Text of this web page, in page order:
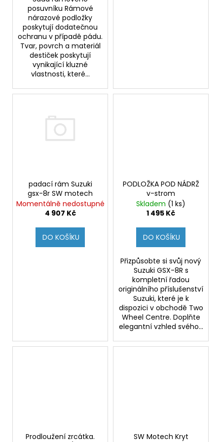
posuvníku Rámové
nárazové podložky
poskytují dodatečnou
ochranu v případě pádu.
Tvar, povrch a materiál
destiček poskytují
vynikající kluzné
vlastnosti, které...
padací rám Suzuki
gsx-8r SW motech
Momentálně nedostupné
4 907 Kč
DO KOŠÍKU
PODLOŽKA POD NÁDRŽ
v-strom
Skladem (1 ks)
1 495 Kč
DO KOŠÍKU
Přizpůsobte si svůj nový
Suzuki GSX-8R s
kompletní řadou
originálního příslušenství
Suzuki, které je k
dispozici v obchodě Two
Wheel Centre. Doplňte
elegantní vzhled svého...
Prodloužení zrcátka.
SW Motech Kryt